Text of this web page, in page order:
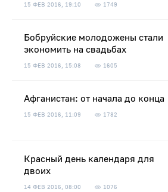
15 ФЕВ 2016, 19:10 1749
Бобруйские молодожены стали
экономить на свадьбах
15 ФЕВ 2016, 15:08 1605
Афганистан: от начала до конца
15 ФЕВ 2016, 11:09 1782
Красный день календаря для
двоих
14 ФЕВ 2016, 08:00 1076